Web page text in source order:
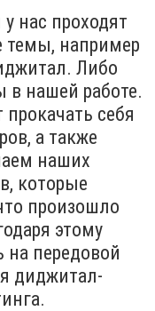
нас проходят
темы, например
Либо
в нашей работе.
себя
а также
наших
которые
произошло
этому
передовой
диджитал-